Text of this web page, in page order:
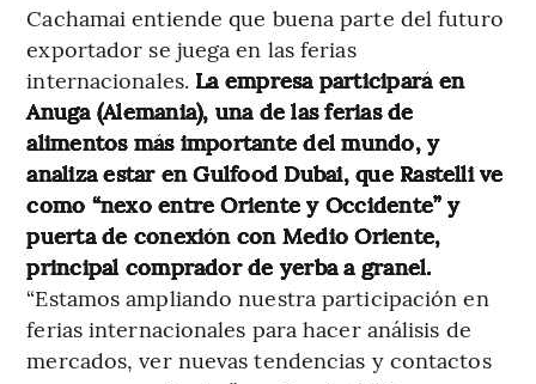
Cachamai entiende que buena parte del futuro
exportador se juega en las ferias
internacionales. La empresa participará en
Anuga (Alemania), una de las ferias de
alimentos más importante del mundo, y
analiza estar en Gulfood Dubai, que Rastelli ve
como “nexo entre Oriente y Occidente” y
puerta de conexión con Medio Oriente,
principal comprador de yerba a granel.
“Estamos ampliando nuestra participación en
ferias internacionales para hacer análisis de
mercados, ver nuevas tendencias y contactos